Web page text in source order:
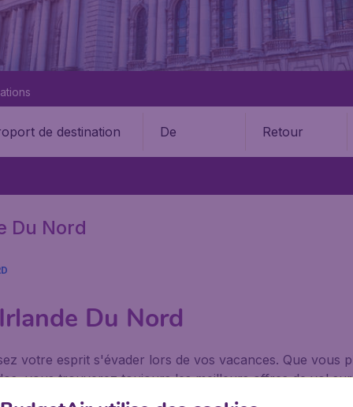
De Retour
Du Nord
Du Nord
votre esprit s'évader lors de vos vacances. Que vous
vous trouverez toujours les meilleurs offres de vol